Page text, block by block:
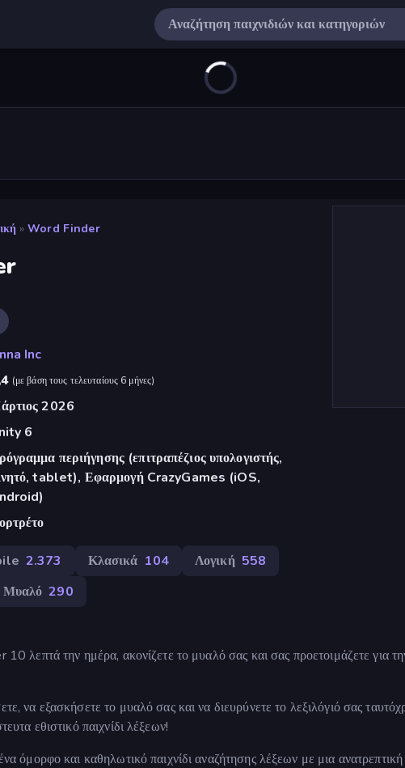
» Word Finder
Inc
(με βάση τους τελευταίους 6 μήνες)
2026
6
περιήγησης (επιτραπέζιος υπολογιστής,
tablet), Εφαρμογή CrazyGames (iOS,
2.373 Κλασικά 104 Λογική 558
Μυαλό 290
λεπτά την ημέρα, ακονίζετε το μυαλό σας και σας προετοιμάζετε για
να εξασκήσετε το μυαλό σας και να διευρύνετε το λεξιλόγιό σας
εθιστικό παιχνίδι λέξεων!
όμορφο και καθηλωτικό παιχνίδι αναζήτησης λέξεων με μια ανατρεπτική